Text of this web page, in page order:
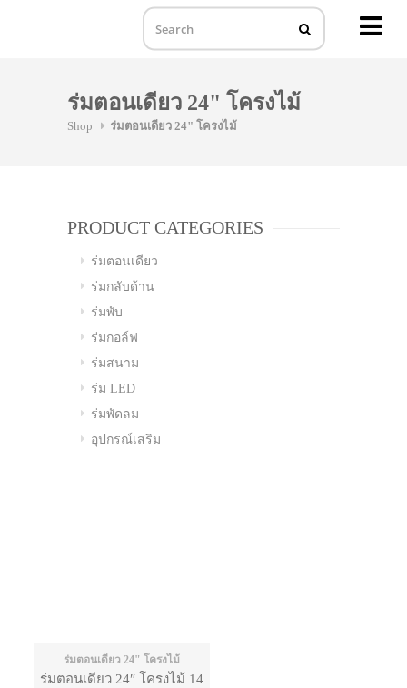
ร่มตอนเดียว 24" โครงไม้
Shop ร่มตอนเดียว 24" โครงไม้
PRODUCT CATEGORIES
ร่มตอนเดียว
ร่มกลับด้าน
ร่มพับ
ร่มกอล์ฟ
ร่มสนาม
ร่ม LED
ร่มพัดลม
อุปกรณ์เสริม
ร่มตอนเดียว 24" โครงไม้
ร่มตอนเดียว 24″ โครงไม้ 14